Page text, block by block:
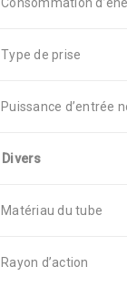
Type de prise
Puissance d’entrée
Divers
Matériau du tube
Rayon d’action